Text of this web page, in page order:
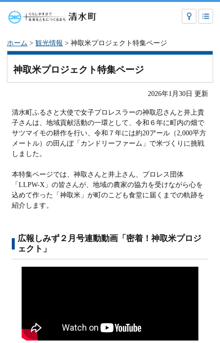
ホーム > 観光情報 > 神取米プロジェクト特集ページ
神取米プロジェクト特集ページ
2026年1月30日 更新
清水町ふるさと大使で女子プロレスラーの神取忍さんと井上貴
子さんは、地域貢献活動の一環として、令和６年に町内の畑で
サツマイモの耕作を行い、令和７年には約20アール（2,000平方
メートル）の田んぼ「カンドリーファーム」で米づくりに挑戦
しました。
本特集ページでは、神取さんと井上さん、プロレス団体
「LLPW-X」の皆さんが、地域の農家の協力を受けながら心を
込めて作った「神取米」が町のこども食堂に届くまでの軌跡を
紹介します。
広報しみず２月号連動動画「密着！神取米プロジ
ェクト」